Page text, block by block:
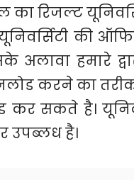
का रिजल्ट
की
हमारे
करने का
सकते है।
उपब्लध है।